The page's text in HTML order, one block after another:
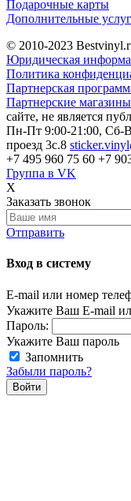
Подарочные карты
Дополнительные
© 2010-2023
Юридическая
Политика
Партнерская
Партнерские магазины
сайте, не является
Пн-Пт 9:00-21:00, Сб-
проезд 3с.8
+7 495 960 75 60 +7
Группа в VK
X
Заказать звонок
Отправить
Вход в систему
E-mail или номер
Укажите Ваш E-mail
Пароль:
Укажите Ваш пароль
Запомнить
Забыли пароль?